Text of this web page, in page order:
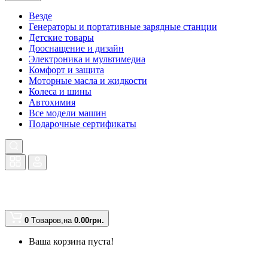
Везде
Генераторы и портативные зарядные станции
Детские товары
Дооснащение и дизайн
Электроника и мультимедиа
Комфорт и защита
Моторные масла и жидкости
Колеса и шины
Автохимия
Все модели машин
Подарочные сертификаты
0 Tоваров,на 0.00грн.
Ваша корзина пуста!